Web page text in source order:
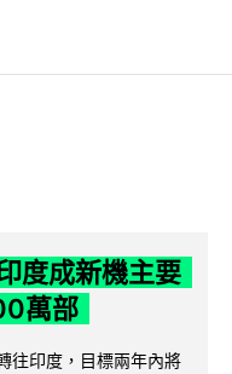
度成新機主要
萬部
往印度，目標兩年內將